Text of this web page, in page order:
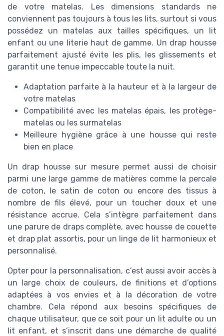
de votre matelas. Les dimensions standards ne
conviennent pas toujours à tous les lits, surtout si vous
possédez un matelas aux tailles spécifiques, un lit
enfant ou une literie haut de gamme. Un drap housse
parfaitement ajusté évite les plis, les glissements et
garantit une tenue impeccable toute la nuit.
Adaptation parfaite à la hauteur et à la largeur de
votre matelas
Compatibilité avec les matelas épais, les protège-
matelas ou les surmatelas
Meilleure hygiène grâce à une housse qui reste
bien en place
Un drap housse sur mesure permet aussi de choisir
parmi une large gamme de matières comme la percale
de coton, le satin de coton ou encore des tissus à
nombre de fils élevé, pour un toucher doux et une
résistance accrue. Cela s’intègre parfaitement dans
une parure de draps complète, avec housse de couette
et drap plat assortis, pour un linge de lit harmonieux et
personnalisé.
Opter pour la personnalisation, c’est aussi avoir accès à
un large choix de couleurs, de finitions et d’options
adaptées à vos envies et à la décoration de votre
chambre. Cela répond aux besoins spécifiques de
chaque utilisateur, que ce soit pour un lit adulte ou un
lit enfant, et s’inscrit dans une démarche de qualité